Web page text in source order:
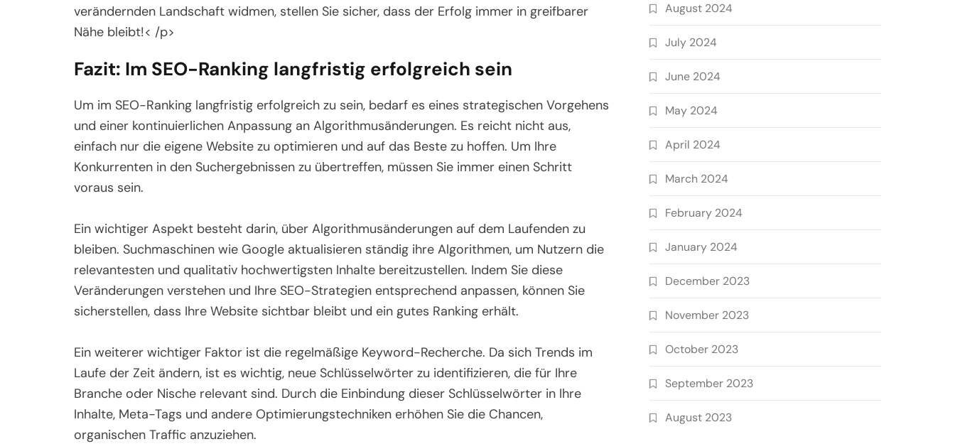
verändernden Landschaft widmen, stellen Sie sicher, dass der Erfolg immer in greifbarer
Nähe bleibt!< /p>
Fazit: Im SEO-Ranking langfristig erfolgreich sein
Um im SEO-Ranking langfristig erfolgreich zu sein, bedarf es eines strategischen Vorgehens
und einer kontinuierlichen Anpassung an Algorithmusänderungen. Es reicht nicht aus,
einfach nur die eigene Website zu optimieren und auf das Beste zu hoffen. Um Ihre
Konkurrenten in den Suchergebnissen zu übertreffen, müssen Sie immer einen Schritt
voraus sein.
Ein wichtiger Aspekt besteht darin, über Algorithmusänderungen auf dem Laufenden zu
bleiben. Suchmaschinen wie Google aktualisieren ständig ihre Algorithmen, um Nutzern die
relevantesten und qualitativ hochwertigsten Inhalte bereitzustellen. Indem Sie diese
Veränderungen verstehen und Ihre SEO-Strategien entsprechend anpassen, können Sie
sicherstellen, dass Ihre Website sichtbar bleibt und ein gutes Ranking erhält.
Ein weiterer wichtiger Faktor ist die regelmäßige Keyword-Recherche. Da sich Trends im
Laufe der Zeit ändern, ist es wichtig, neue Schlüsselwörter zu identifizieren, die für Ihre
Branche oder Nische relevant sind. Durch die Einbindung dieser Schlüsselwörter in Ihre
Inhalte, Meta-Tags und andere Optimierungstechniken erhöhen Sie die Chancen,
organischen Traffic anzuziehen.
August 2024
July 2024
June 2024
May 2024
April 2024
March 2024
February 2024
January 2024
December 2023
November 2023
October 2023
September 2023
August 2023